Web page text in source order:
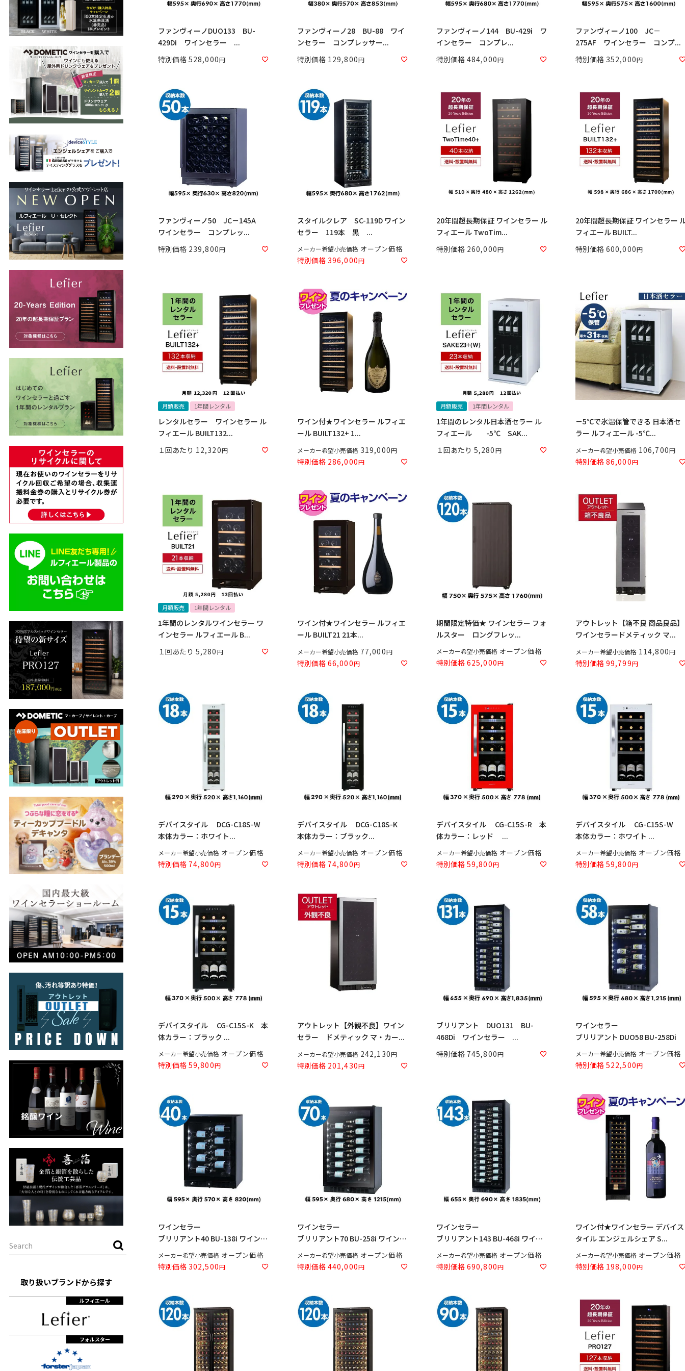
取り扱いブランドから探す
ルフィエール
フォルスター
ファンヴィーノDUO133 BU-
429Di ワインセラー ...
特別価格 528,000
ファンヴィーノ28 BU-88 ワイ
ンセラー コンプレッサー...
特別価格 129,800
ファンヴィーノ144 BU-429i ワ
インセラー コンプレ...
特別価格 484,000
ファンヴィーノ100 JC－
275AF ワインセラー コンプ...
特別価格 352,000
ファンヴィーノ50 JC－145A
ワインセラー コンプレッ...
特別価格 239,800
スタイルクレア SC-119D ワイン
セラー 119本 黒 ...
メーカー希望小売価格 オープン価格
特別価格 396,000
20年間超長期保証 ワインセラー ル
フィエール TwoTim...
特別価格 260,000
20年間超長期保証 ワインセラー ル
フィエール BUILT...
特別価格 600,000
月額販売 1年間レンタル
レンタルセラー ワインセラー ル
フィエール BUILT132...
１回あたり 12,320
ワイン付★ワインセラー ルフィエ
ール BUILT132+ 1...
メーカー希望小売価格 319,000
特別価格 286,000
月額販売 1年間レンタル
1年間のレンタル日本酒セラー ル
フィエール -5℃ SAK...
１回あたり 5,280
－5℃で氷温保管できる 日本酒セ
ラー ルフィエール -5℃...
メーカー希望小売価格 106,700
特別価格 86,000
月額販売 1年間レンタル
1年間のレンタルワインセラー ワ
インセラー ルフィエール B...
１回あたり 5,280
ワイン付★ワインセラー ルフィエ
ール BUILT21 21本...
メーカー希望小売価格 77,000
特別価格 66,000
期間限定特価★ ワインセラー フォ
ルスター ロングフレッ...
メーカー希望小売価格 オープン価格
特別価格 625,000
アウトレット【箱不良 商品良品】
ワインセラードメティック マ...
メーカー希望小売価格 114,800
特別価格 99,799
デバイスタイル DCG-C18S-W
本体カラー：ホワイト...
メーカー希望小売価格 オープン価格
特別価格 74,800
デバイスタイル DCG-C18S-K
本体カラー：ブラック...
メーカー希望小売価格 オープン価格
特別価格 74,800
デバイスタイル CG-C15S-R 本
体カラー：レッド ...
メーカー希望小売価格 オープン価格
特別価格 59,800
デバイスタイル CG-C15S-W
本体カラー：ホワイト ...
メーカー希望小売価格 オープン価格
特別価格 59,800
デバイスタイル CG-C15S-K 本
体カラー：ブラック ...
メーカー希望小売価格 オープン価格
特別価格 59,800
アウトレット【外観不良】ワイン
セラー ドメティック マ・カー...
メーカー希望小売価格 242,130
特別価格 201,430
ブリリアント DUO131 BU-
468Di ワインセラー ...
特別価格 745,800
ワインセラー
ブリリアント DUO58 BU-258Di
メーカー希望小売価格 オープン価格
特別価格 522,500
ワインセラー
ブリリアント40 BU-138i ワインセ
メーカー希望小売価格 オープン価格
特別価格 302,500
ワインセラー
ブリリアント70 BU-258i ワインセ
メーカー希望小売価格 オープン価格
特別価格 440,000
ワインセラー
ブリリアント143 BU-468i ワイン
メーカー希望小売価格 オープン価格
特別価格 690,800
ワイン付★ワインセラー デバイス
タイル エンジェルシェア S...
メーカー希望小売価格 オープン価格
特別価格 198,000